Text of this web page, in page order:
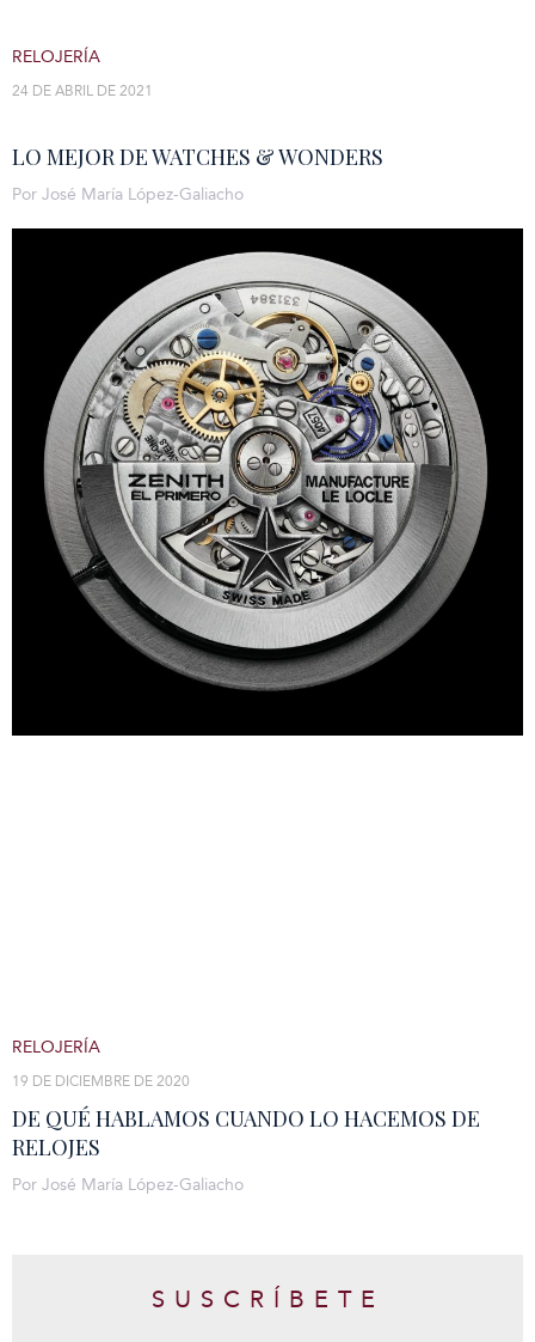
LO MEJOR DE WATCHES & WONDERS
24 DE ABRIL DE 2021
RELOJERÍA
Por José María López-Galiacho
DE QUÉ HABLAMOS CUANDO LO HACEMOS DE
RELOJES
19 DE DICIEMBRE DE 2020
RELOJERÍA
Por José María López-Galiacho
SUSCRÍBETE